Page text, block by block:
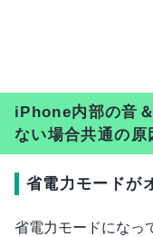
iPhone内部の音
ない場合共通の原
省電力モードが
省電力モードになっ